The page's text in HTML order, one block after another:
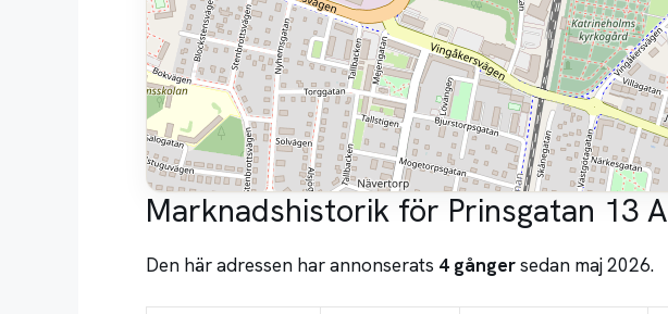
Marknadshistorik för Prinsgatan 13 A
Den här adressen har annonserats 4 gångersedan maj 2026.